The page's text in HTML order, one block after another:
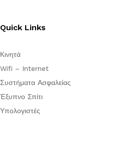
Quick Links
Κινητά
Wifi – Internet
Συστήματα Ασφαλείας
Έξυπνο Σπίτι
Υπολογιστές